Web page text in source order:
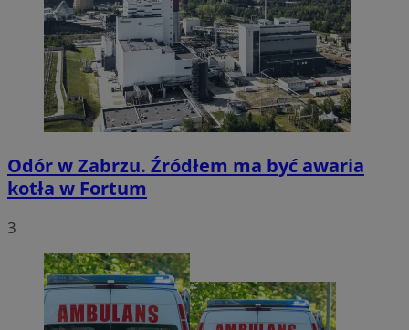
Odór w Zabrzu. Źródłem ma być awaria
kotła w Fortum
3